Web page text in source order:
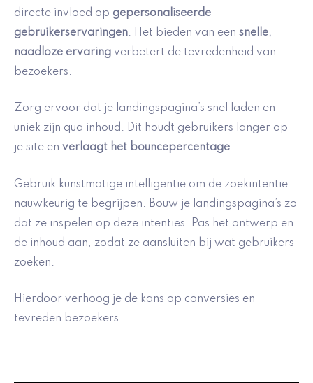
directe invloed op gepersonaliseerde
gebruikerservaringen. Het bieden van een snelle,
naadloze ervaring verbetert de tevredenheid van
bezoekers.
Zorg ervoor dat je landingspagina’s snel laden en
uniek zijn qua inhoud. Dit houdt gebruikers langer op
je site en verlaagt het bouncepercentage.
Gebruik kunstmatige intelligentie om de zoekintentie
nauwkeurig te begrijpen. Bouw je landingspagina’s zo
dat ze inspelen op deze intenties. Pas het ontwerp en
de inhoud aan, zodat ze aansluiten bij wat gebruikers
zoeken.
Hierdoor verhoog je de kans op conversies en
tevreden bezoekers.